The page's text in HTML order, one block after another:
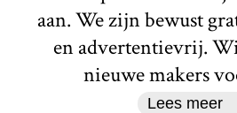
aan. We zijn bewust
en advertentievrij.
nieuwe makers
Lees meer